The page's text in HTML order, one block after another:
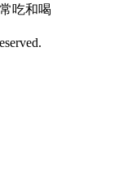
吃和喝